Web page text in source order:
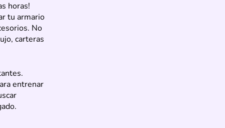
horas!
tu armario
No
carteras
entrenar